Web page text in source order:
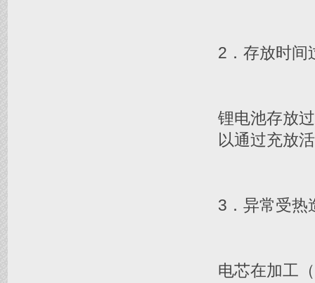
2．存放时间
锂电池存放
以通过充放
3．异常受热
电芯在加工